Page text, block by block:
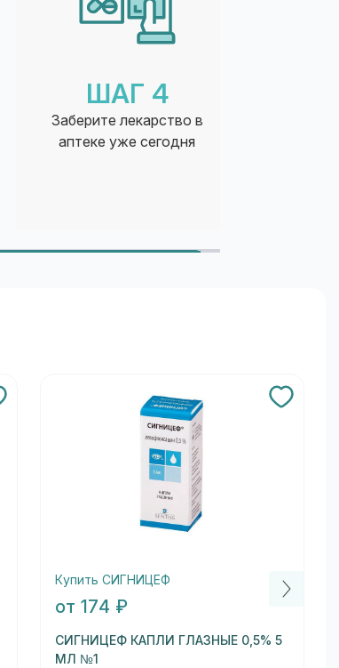
ШАГ 4
Заберите лекарство в
аптеке уже сегодня
Купить СИГНИЦЕФ
от 174 ₽
СИГНИЦЕФ КАПЛИ ГЛАЗНЫЕ 0,5% 5
МЛ №1